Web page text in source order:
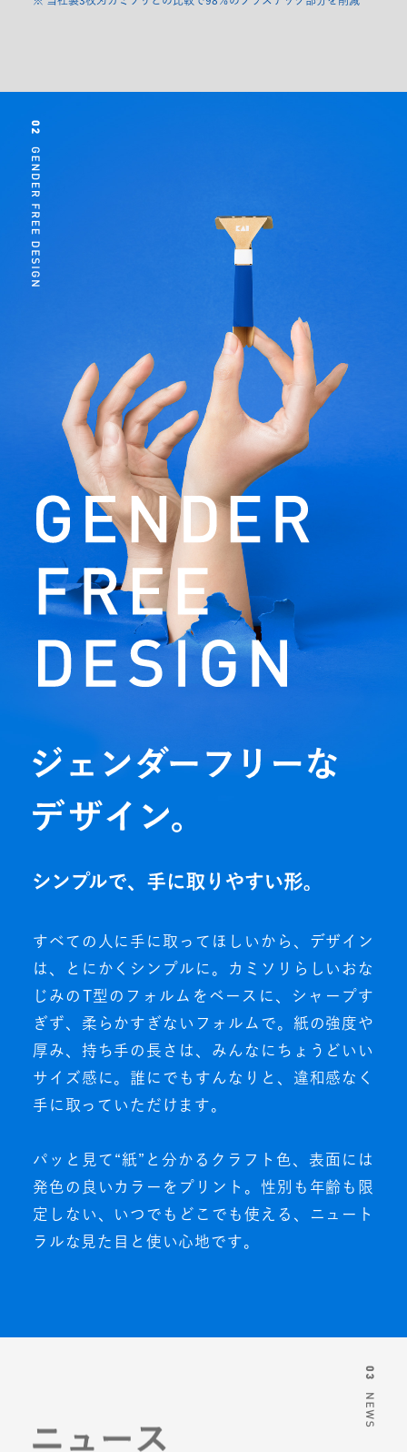
すべての人に手に取ってほしいから、デザイン
は、とにかくシンプルに。カミソリらしいおな
じみのT型のフォルムをベースに、シャープす
ぎず、柔らかすぎないフォルムで。紙の強度や
厚み、持ち手の長さは、みんなにちょうどいい
サイズ感に。誰にでもすんなりと、違和感なく
手に取っていただけます。
パッと見て“紙”と分かるクラフト色、表面には
発色の良いカラーをプリント。性別も年齢も限
定しない、いつでもどこでも使える、ニュート
ラルな見た目と使い心地です。